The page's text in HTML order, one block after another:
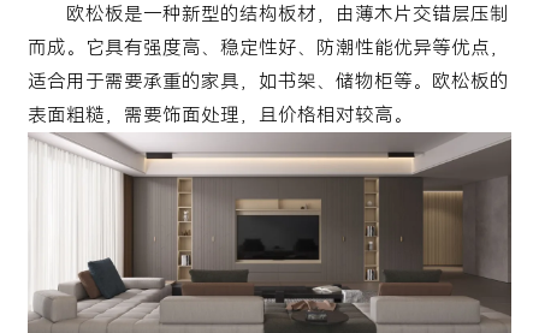
欧松板是一种新型的结构板材，由薄木片交错层压制
而成。它具有强度高、稳定性好、防潮性能优异等优点，
适合用于需要承重的家具，如书架、储物柜等。欧松板的
表面粗糙，需要饰面处理，且价格相对较高。